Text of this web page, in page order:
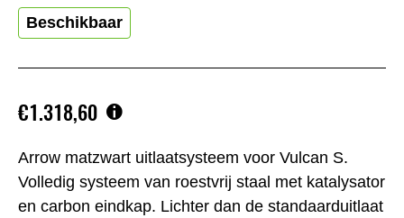
Arrow matzwart uitlaatsysteem voor Vulcan S.
Volledig systeem van roestvrij staal met katalysator
en carbon eindkap. Lichter dan de standaarduitlaat
€1.318,60
Beschikbaar